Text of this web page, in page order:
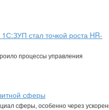
стал точкой роста HR-
процессы управления
сферы
сферы, особенно через